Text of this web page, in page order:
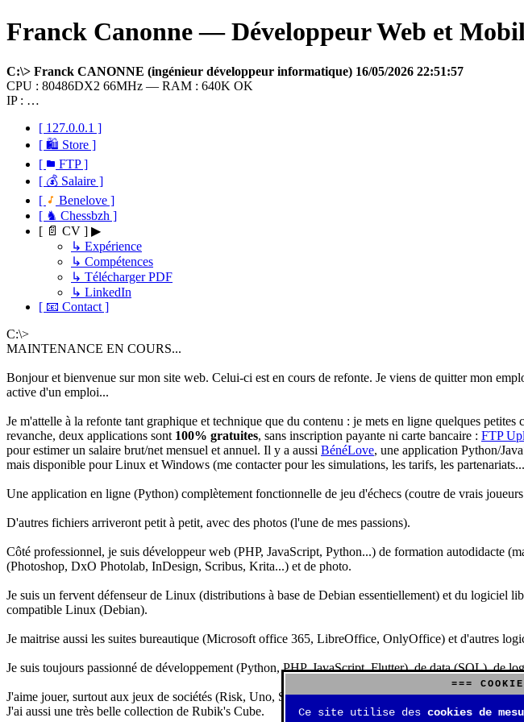
Franck Canonne — Développeur Web et
C:\> Franck CANONNE (ingénieur développeur informatique) 16/05/2026 22:51:57
CPU : 80486DX2 66MHz — RAM : 640K OK
IP : …
[ 127.0.0.1 ]
[ 🛍 Store ]
[
FTP ]
[ 💰 Salaire ]
[
Benelove ]
[ ♞ Chessbzh ]
[ 📄 CV ] ▶
↳ Expérience
↳ Compétences
↳ Télécharger PDF
↳ LinkedIn
[ 📧 Contact ]
C:\>
MAINTENANCE EN COURS...
Bonjour et bienvenue sur mon site web. Celui-ci est en cours de refonte. Je viens de quitter mon
active d'un emploi...
Je m'attelle à la refonte tant graphique et technique que du contenu : je mets en ligne quelques petites
revanche, deux applications sont 100% gratuites, sans inscription payante ni carte bancaire : FTP
pour estimer un salaire brut/net mensuel et annuel. Il y a aussi BénéLove, une application Python/
mais disponible pour Linux et Windows (me contacter pour les simulations, les tarifs, les
Une application en ligne (Python) complètement fonctionnelle de jeu d'échecs (coutre de vrais
D'autres fichiers arriveront petit à petit, avec des photos (l'une de mes passions).
Côté professionnel, je suis développeur web (PHP, JavaScript, Python...) de formation autodidacte
(Photoshop, DxO Photolab, InDesign, Scribus, Krita...) et de photo.
Je suis un fervent défenseur de Linux (distributions à base de Debian essentiellement) et du
compatible Linux (Debian).
Je maitrise aussi les suites bureautique (Microsoft office 365, LibreOffice, OnlyOffice) et d'autres
Je suis toujours passionné de développement (Python, PHP, JavaScript, Flutter), de data (SQL),
J'aime jouer, surtout aux jeux de sociétés (Risk, Uno, Scrabble...), mais aussi aux jeux de
J'ai aussi une très belle collection de Rubik's Cube.
===
Ce site utilise des cookies de